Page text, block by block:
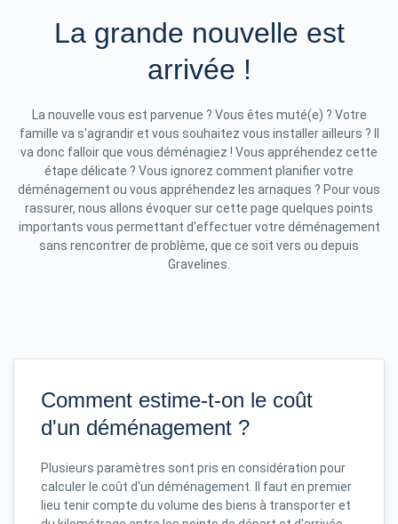
La grande nouvelle est
arrivée !
La nouvelle vous est parvenue ? Vous êtes muté(e) ? Votre
famille va s'agrandir et vous souhaitez vous installer ailleurs ? Il
va donc falloir que vous déménagiez ! Vous appréhendez cette
étape délicate ? Vous ignorez comment planifier votre
déménagement ou vous appréhendez les arnaques ? Pour vous
rassurer, nous allons évoquer sur cette page quelques points
importants vous permettant d'effectuer votre déménagement
sans rencontrer de problème, que ce soit vers ou depuis
Gravelines.
Comment estime-t-on le coût
d'un déménagement ?
Plusieurs paramètres sont pris en considération pour
calculer le coût d'un déménagement. Il faut en premier
lieu tenir compte du volume des biens à transporter et